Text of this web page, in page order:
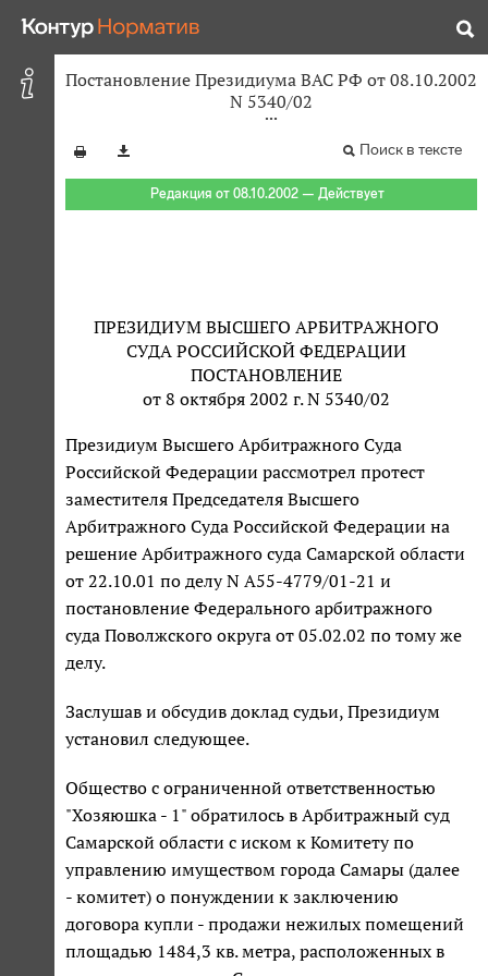
Постановление Президиума ВАС РФ от 08.10.2002
N 5340/02
Поиск в тексте
Редакция от 08.10.2002 — Действует
ПРЕЗИДИУМ ВЫСШЕГО АРБИТРАЖНОГО
СУДА РОССИЙСКОЙ ФЕДЕРАЦИИ
ПОСТАНОВЛЕНИЕ
от 8 октября 2002 г. N 5340/02
Президиум Высшего Арбитражного Суда
Российской Федерации рассмотрел протест
заместителя Председателя Высшего
Арбитражного Суда Российской Федерации на
решение Арбитражного суда Самарской области
от 22.10.01 по делу N А55-4779/01-21 и
постановление Федерального арбитражного
суда Поволжского округа от 05.02.02 по тому же
делу.
Заслушав и обсудив доклад судьи, Президиум
установил следующее.
Общество с ограниченной ответственностью
"Хозяюшка - 1" обратилось в Арбитражный суд
Самарской области с иском к Комитету по
управлению имуществом города Самары (далее
- комитет) о понуждении к заключению
договора купли - продажи нежилых помещений
площадью 1484,3 кв. метра, расположенных в